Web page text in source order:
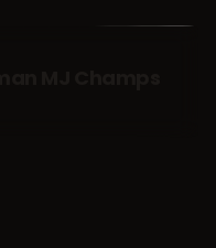
Ev.
· Gemeindesaal